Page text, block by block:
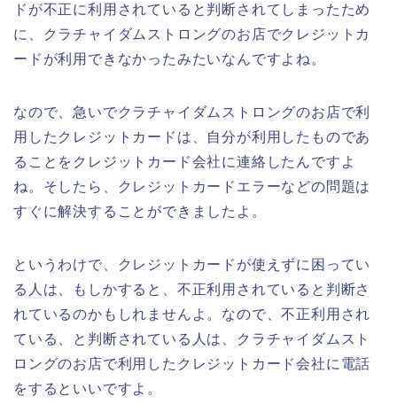
ドが不正に利用されていると判断されてしまったため
に、クラチャイダムストロングのお店でクレジットカ
ードが利用できなかったみたいなんですよね。
なので、急いでクラチャイダムストロングのお店で利
用したクレジットカードは、自分が利用したものであ
ることをクレジットカード会社に連絡したんですよ
ね。そしたら、クレジットカードエラーなどの問題は
すぐに解決することができましたよ。
というわけで、クレジットカードが使えずに困ってい
る人は、もしかすると、不正利用されていると判断さ
れているのかもしれませんよ。なので、不正利用され
ている、と判断されている人は、クラチャイダムスト
ロングのお店で利用したクレジットカード会社に電話
をするといいですよ。